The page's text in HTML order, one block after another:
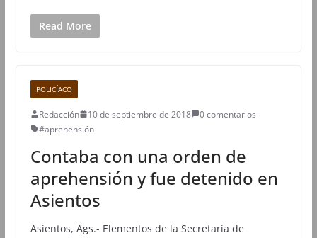
Read More
POLICÍACO
Redacción 10 de septiembre de 2018
0 comentarios
#aprehensión
Contaba con una orden de
aprehensión y fue detenido en
Asientos
Asientos, Ags.- Elementos de la Secretaría de